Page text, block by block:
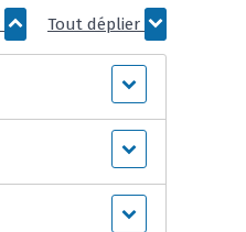
Tout déplier